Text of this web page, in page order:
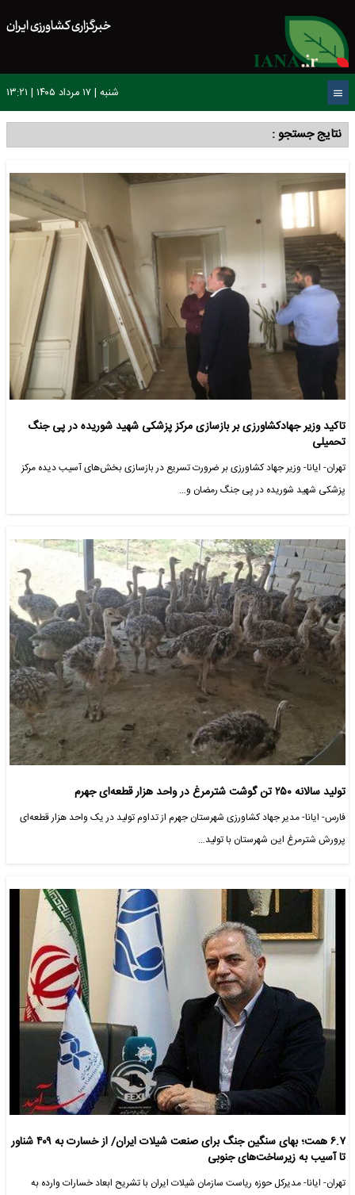
خبرگزاری کشاورزی ایران
شنبه | ۱۷ مرداد ۱۴۰۵ | ۱۳:۲۱
نتایج جستجو :
تاکید وزیر جهادکشاورزی بر بازسازی مرکز پزشکی شهید شوریده در پی جنگ
تحمیلی
تهران- ایانا- وزیر جهاد کشاورزی بر ضرورت تسریع در بازسازی بخش‌های آسیب ‌دیده مرکز
پزشکی شهید شوریده در پی جنگ رمضان و…
تولید سالانه ۲۵۰ تن گوشت شترمرغ در واحد هزار قطعه‌ای جهرم
فارس- ایانا- مدیر جهاد کشاورزی شهرستان جهرم از تداوم تولید در یک واحد هزار قطعه‌ای
پرورش شترمرغ این شهرستان با تولید…
۶.۷ همت؛ بهای سنگین جنگ برای صنعت شیلات ایران/ از خسارت به ۴۰۹ شناور
تا آسیب به زیرساخت‌های جنوبی
تهران- ایانا- مدیرکل حوزه ریاست سازمان شیلات ایران با تشریح ابعاد خسارات وارده به